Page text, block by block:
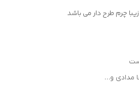
چرم طرح دار می باشد
مدادی و…